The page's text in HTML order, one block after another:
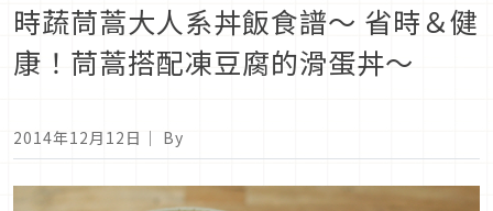
時蔬茼蒿大人系丼飯食譜～ 省時＆健
康！茼蒿搭配凍豆腐的滑蛋丼～
2014年12月12日 ｜ By